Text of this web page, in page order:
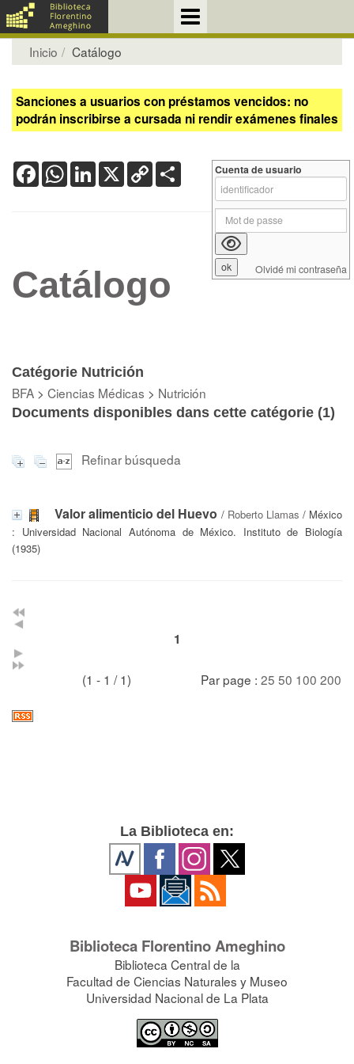
Inicio Catálogo
Sanciones a usuarios con préstamos vencidos: no
podrán inscribirse a cursada ni rendir exámenes finales
FacebookWhatsApp
LinkedIn
X Copy
Link
Catálogo
Catégorie Nutrición
BFA > Ciencias Médicas > Nutrición
Documents disponibles dans cette catégorie (1)
Refinar búsqueda
Valor alimenticio del Huevo / Roberto Llamas / México
: Universidad Nacional Autónoma de México. Instituto de Biología
(1935)
1
(1 - 1 / 1) Par page : 25 50 100 200
Cuenta de usuario
Olvidé mi contraseña
La Biblioteca en:
Biblioteca Florentino Ameghino
Biblioteca Central de la
Facultad de Ciencias Naturales y Museo
Universidad Nacional de La Plata